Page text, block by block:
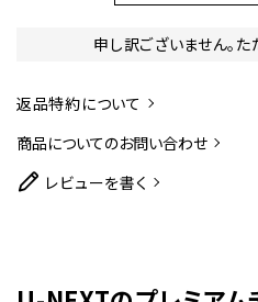
申し訳ございません。
返品特約について
商品についてのお問い合わせ
レビューを書く